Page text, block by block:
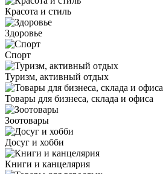
Красота и стиль
Здоровье
Спорт
Туризм, активный отдых
Товары для бизнеса, склада и офиса
Зоотовары
Досуг и хобби
Книги и канцелярия